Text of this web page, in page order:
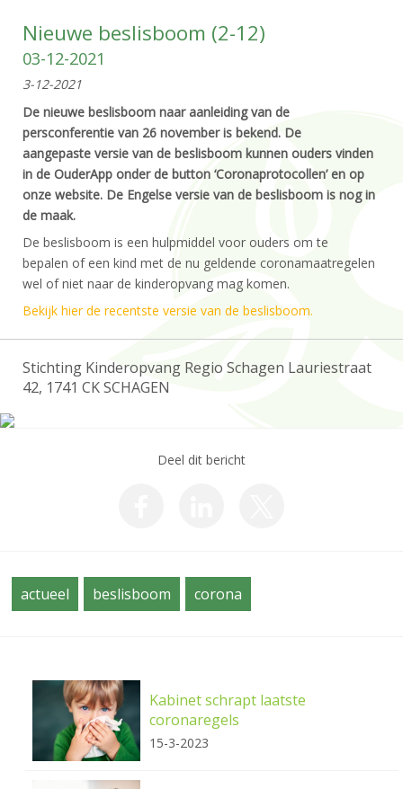
Nieuwe beslisboom (2-12)
03-12-2021
3-12-2021
De nieuwe beslisboom naar aanleiding van de
persconferentie van 26 november is bekend. De
aangepaste versie van de beslisboom kunnen ouders vinden
in de OuderApp onder de button ‘Coronaprotocollen’ en op
onze website. De Engelse versie van de beslisboom is nog in
de maak.
De beslisboom is een hulpmiddel voor ouders om te
bepalen of een kind met de nu geldende coronamaatregelen
wel of niet naar de kinderopvang mag komen.
Bekijk hier de recentste versie van de beslisboom.
Stichting Kinderopvang Regio Schagen Lauriestraat
42, 1741 CK SCHAGEN
Deel dit bericht
actueel beslisboom corona
Kabinet schrapt laatste
coronaregels
15-3-2023